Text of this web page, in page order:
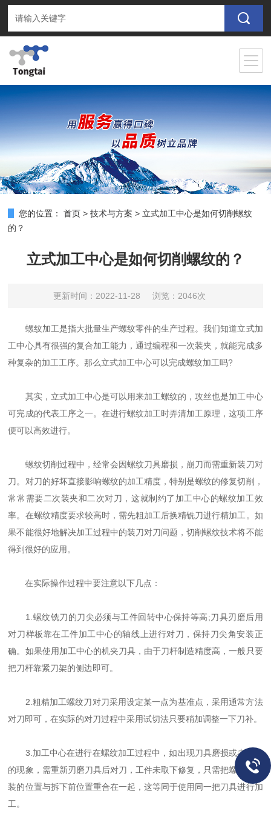
您的位置： 首页 >技术与方案 > 立式加工中心是如何切削螺纹
的？
立式加工中心是如何切削螺纹的？
更新时间：2022-11-28 浏览：2046次
螺纹加工是指大批量生产螺纹零件的生产过程。我们知道立式加
工中心具有很强的复合加工能力，通过编程和一次装夹，就能完成多
种复杂的加工工序。那么立式加工中心可以完成螺纹加工吗?
其实，立式加工中心是可以用来加工螺纹的，攻丝也是加工中心
可完成的代表工序之一。在进行螺纹加工时弄清加工原理，这项工序
便可以高效进行。
螺纹切削过程中，经常会因螺纹刀具磨损，崩刀而需重新装刀对
刀。对刀的好坏直接影响螺纹的加工精度，特别是螺纹的修复切削，
常常需要二次装夹和二次对刀，这就制约了加工中心的螺纹加工效
率。在螺纹精度要求较高时，需先粗加工后换精铣刀进行精加工。如
果不能很好地解决加工过程中的装刀对刀问题，切削螺纹技术将不能
得到很好的应用。
在实际操作过程中要注意以下几点：
1.螺纹铣刀的刀尖必须与工件回转中心保持等高;刀具刃磨后用
对刀样板靠在工件加工中心的轴线上进行对刀，保持刀尖角安装正
确。如果使用加工中心的机夹刀具，由于刀杆制造精度高，一般只要
把刀杆靠紧刀架的侧边即可。
2.粗精加工螺纹刀对刀采用设定某一点为基准点，采用通常方法
对刀即可，在实际的对刀过程中采用试切法只要稍加调整一下刀补。
3.加工中心在进行在螺纹加工过程中，如出现刀具磨损或者崩刀
的现象，需重新刃磨刀具后对刀，工件未取下修复，只需把螺纹刀安
装的位置与拆下前位置重合在一起，这等同于使用同一把刀具进行加
工。